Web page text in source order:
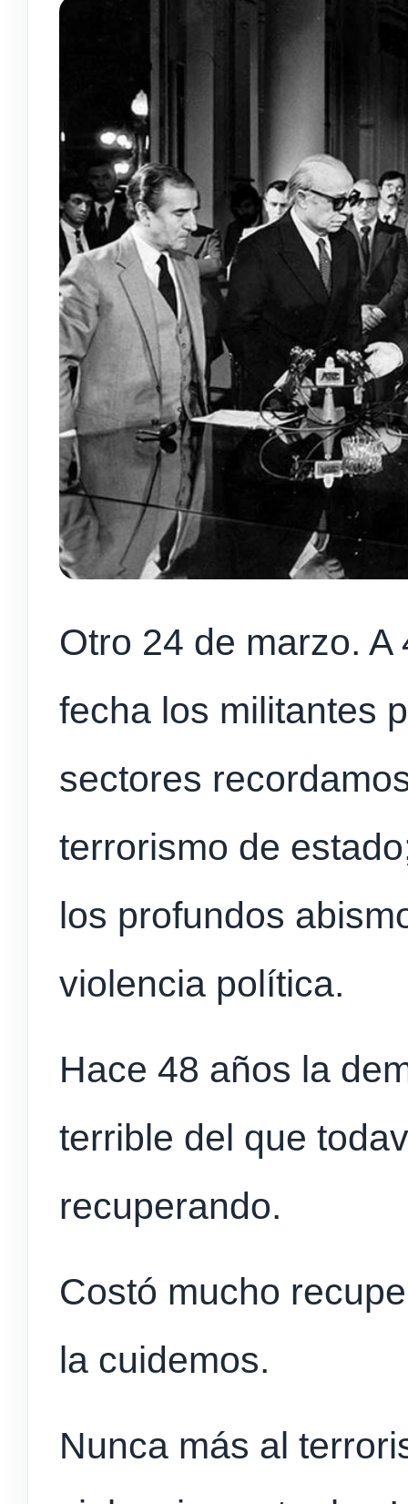
Otro 24 de marzo.
fecha los militantes
sectores
terrorismo de
los profundos
violencia política.
Hace 48 años la
terrible del que
recuperando.
Costó mucho
la cuidemos.
Nunca más al